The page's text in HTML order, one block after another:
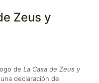
Zeus y
de La Casa de Zeus y
declaración de